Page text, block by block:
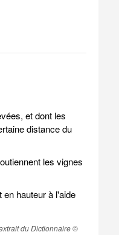
et dont les
distance du
les vignes
hauteur à l'aide
du Dictionnaire ©